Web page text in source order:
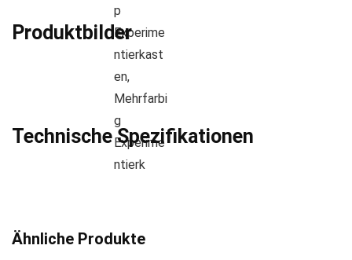
Produktbilder
Technische Spezifikationen
Ähnliche Produkte